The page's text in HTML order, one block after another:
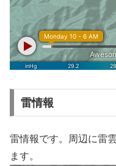
雷情報
雷情報です。周辺に雷
ます。